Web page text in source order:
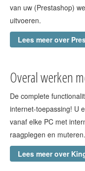
van uw (Prestashop)
uitvoeren.
Lees meer over
Overal werken
De complete
internet-toepassing! U
vanaf elke PC met
raagplegen en muteren.
Lees meer over